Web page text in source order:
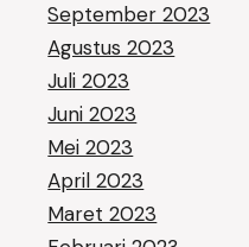
September 2023
Agustus 2023
Juli 2023
Juni 2023
Mei 2023
April 2023
Maret 2023